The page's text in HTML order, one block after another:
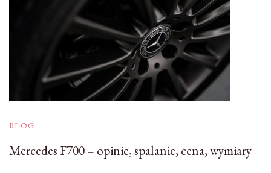
BLOG
Mercedes F700 – opinie, spalanie, cena, wymiary